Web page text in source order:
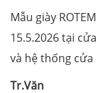
Mẫu giày
15.5.2026 tại
và hệ thống
Tr.Văn